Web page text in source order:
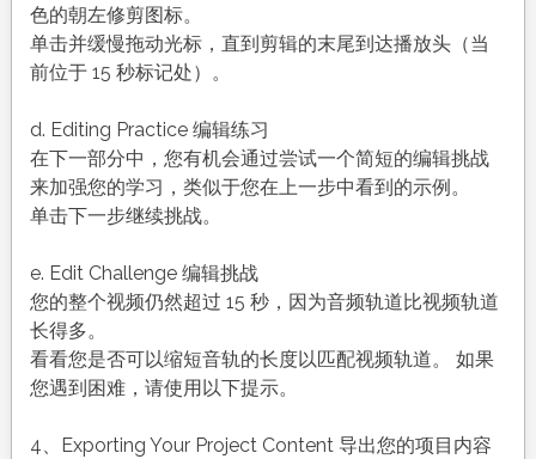
色的朝左修剪图标。
单击并缓慢拖动光标，直到剪辑的末尾到达播放头（当
前位于 15 秒标记处）。
d. Editing Practice 编辑练习
在下一部分中，您有机会通过尝试一个简短的编辑挑战
来加强您的学习，类似于您在上一步中看到的示例。
单击下一步继续挑战。
e. Edit Challenge 编辑挑战
您的整个视频仍然超过 15 秒，因为音频轨道比视频轨道
长得多。
看看您是否可以缩短音轨的长度以匹配视频轨道。 如果
您遇到困难，请使用以下提示。
4、Exporting Your Project Content 导出您的项目内容